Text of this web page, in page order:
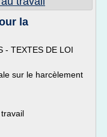
la
- TEXTES DE LOI
sur le harcèlement